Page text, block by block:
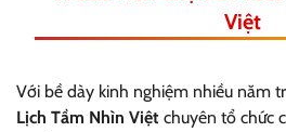
Việt
Với bề dày kinh nghiệm nhiều năm
Lịch Tầm Nhìn Việt chuyên tổ chức